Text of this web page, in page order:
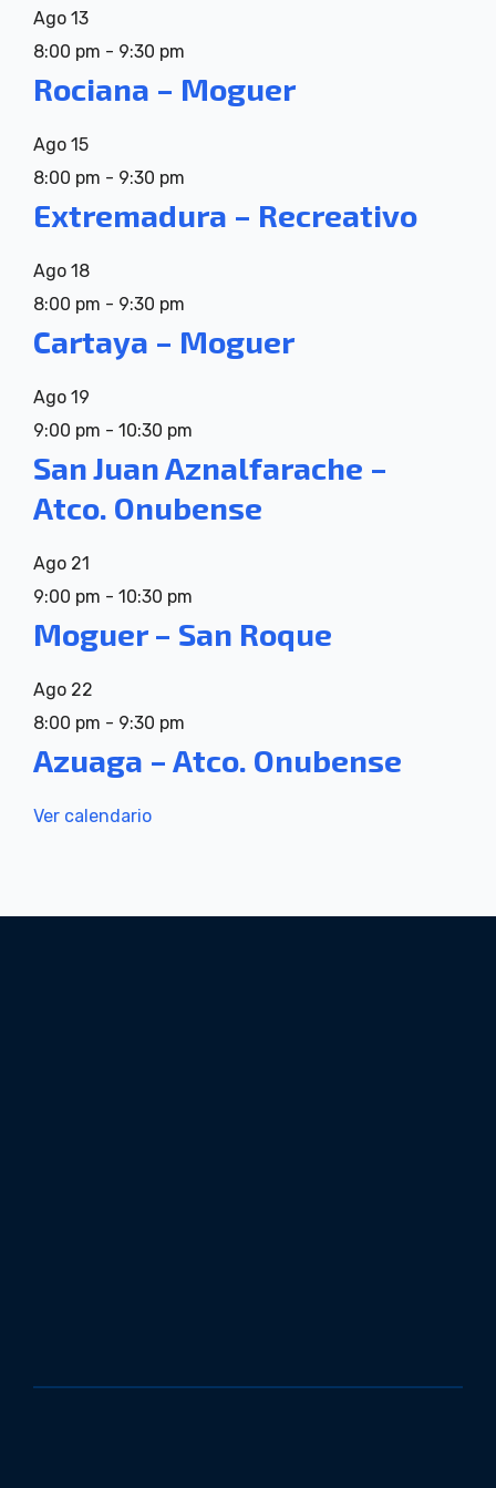
Ago 13
8:00 pm - 9:30 pm
Rociana – Moguer
Ago 15
8:00 pm - 9:30 pm
Extremadura – Recreativo
Ago 18
8:00 pm - 9:30 pm
Cartaya – Moguer
Ago 19
9:00 pm - 10:30 pm
San Juan Aznalfarache –
Atco. Onubense
Ago 21
9:00 pm - 10:30 pm
Moguer – San Roque
Ago 22
8:00 pm - 9:30 pm
Azuaga – Atco. Onubense
Ver calendario